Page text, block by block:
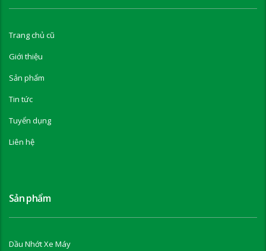
Trang chủ cũ
Giới thiệu
Sản phẩm
Tin tức
Tuyển dụng
Liên hệ
Sản phẩm
Dầu Nhớt Xe Máy